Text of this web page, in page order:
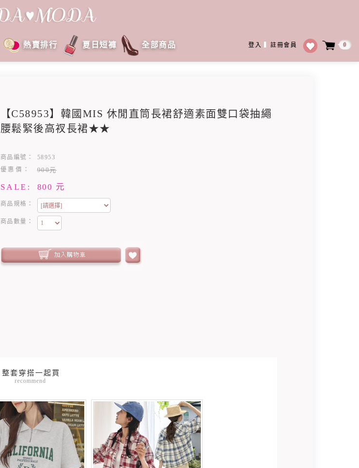
登入 註冊會員 0
熱賣排行 夏日短褲 全部商品
【C58953】韓國MIS 休閒直筒長裙舒適素面雙口袋抽繩
腰鬆緊後高衩長裙★★
商品編號：
58953
優惠價：
900元
SALE: 800 元
商品規格：
商品數量：
recommend